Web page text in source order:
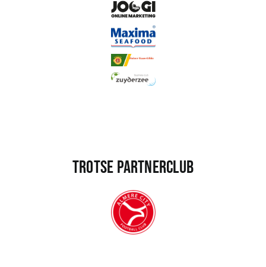
Trotse partnerclub